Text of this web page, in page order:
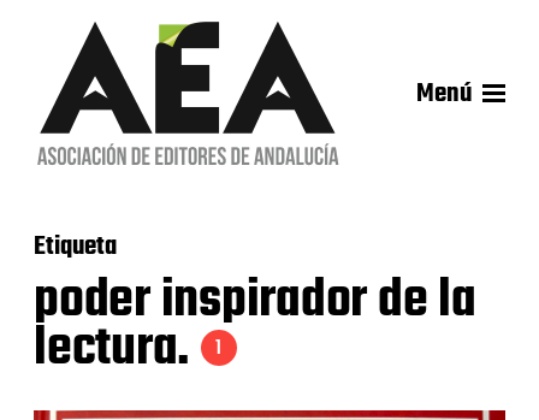
Menú
Etiqueta
poder inspirador de la
lectura. 1